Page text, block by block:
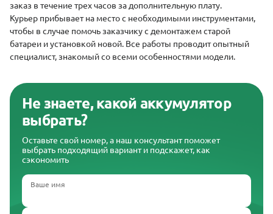
заказ в течение трех часов за дополнительную плату.
Курьер прибывает на место с необходимыми инструментами,
чтобы в случае помочь заказчику с демонтажем старой
батареи и установкой новой. Все работы проводит опытный
специалист, знакомый со всеми особенностями модели.
Не знаете, какой аккумулятор
выбрать?
Оставьте свой номер, а наш консультант поможет
выбрать подходящий вариант и подскажет, как
сэкономить
Ваше имя